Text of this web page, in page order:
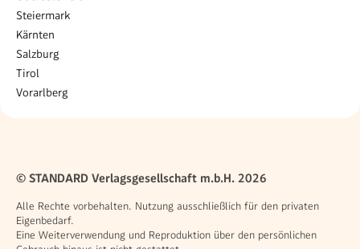
Steiermark
Kärnten
Salzburg
Tirol
Vorarlberg
© STANDARD Verlagsgesellschaft m.b.H. 2026
Alle Rechte vorbehalten. Nutzung ausschließlich für den privaten
Eigenbedarf.
Eine Weiterverwendung und Reproduktion über den persönlichen